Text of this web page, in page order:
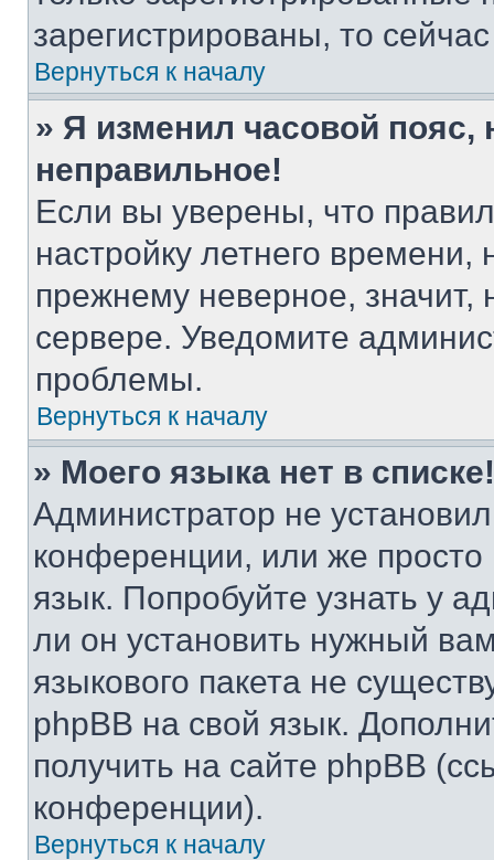
зарегистрированы, то
Вернуться к началу
» Я изменил часовой пояс,
неправильное!
Если вы уверены, что
настройку летнего
прежнему неверное, значит,
сервере. Уведомите
проблемы.
Вернуться к началу
» Моего языка нет в списке!
Администратор не
конференции, или же
язык. Попробуйте узнать у
ли он установить нужный
языкового пакета не
phpBB на свой язык.
получить на сайте phpBB
конференции).
Вернуться к началу